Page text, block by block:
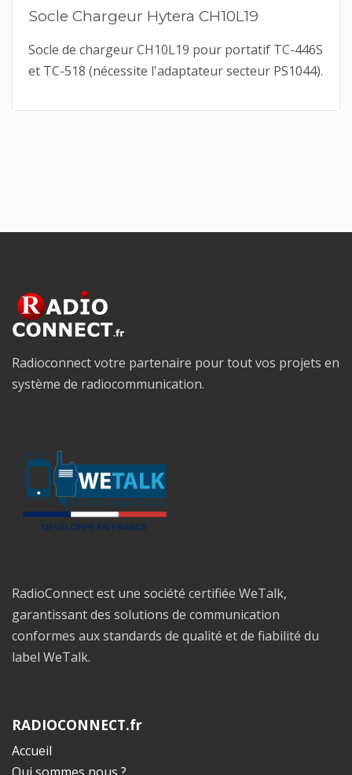
Socle Chargeur Hytera CH10L19
Socle de chargeur CH10L19 pour portatif TC-446S
et TC-518 (nécessite l'adaptateur secteur PS1044).
Radioconnect votre partenaire pour tout vos projets en
système de radiocommunication.
RadioConnect est une société certifiée WeTalk,
garantissant des solutions de communication
conformes aux standards de qualité et de fiabilité du
label WeTalk.
RADIOCONNECT.fr
Accueil